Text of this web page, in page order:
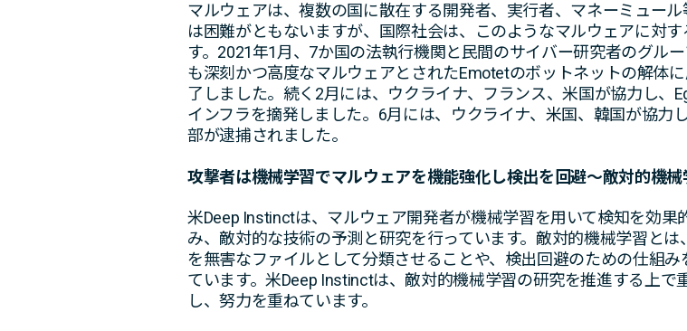
マルウェアは、複数の国に散在する開発者、実行者、マネーミュー
は困難がともないますが、国際社会は、このようなマルウェアに対
す。2021年1月、7か国の法執行機関と民間のサイバー研究者のグル
も深刻かつ高度なマルウェアとされたEmotetのボットネットの解体
了しました。続く2月には、ウクライナ、フランス、米国が協力し、
インフラを摘発しました。6月には、ウクライナ、米国、韓国が協力
部が逮捕されました。
攻撃者は機械学習でマルウェアを機能強化し検出を回避～敵対的機
米Deep Instinctは、マルウェア開発者が機械学習を用いて検知を効
み、敵対的な技術の予測と研究を行っています。敵対的機械学習と
を無害なファイルとして分類させることや、検出回避のための仕組
ています。米Deep Instinctは、敵対的機械学習の研究を推進する上
し、努力を重ねています。